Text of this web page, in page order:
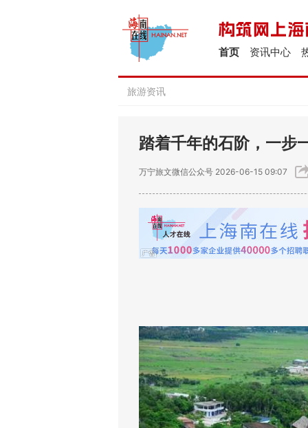
资讯中心
首页
旅游资讯
踏着千年的石阶，一步
万宁旅文微信公众号 2026-06-15 09:07